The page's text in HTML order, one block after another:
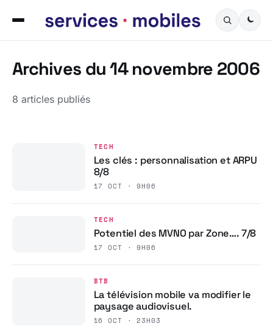
Archives du 14 novembre 2006
8 articles publiés
TECH
Les clés : personnalisation et ARPU
8/8
17 OCT · 9H06
TECH
Potentiel des MVNO par Zone…. 7/8
17 OCT · 9H06
BTB
La télévision mobile va modifier le
paysage audiovisuel.
16 OCT · 23H03